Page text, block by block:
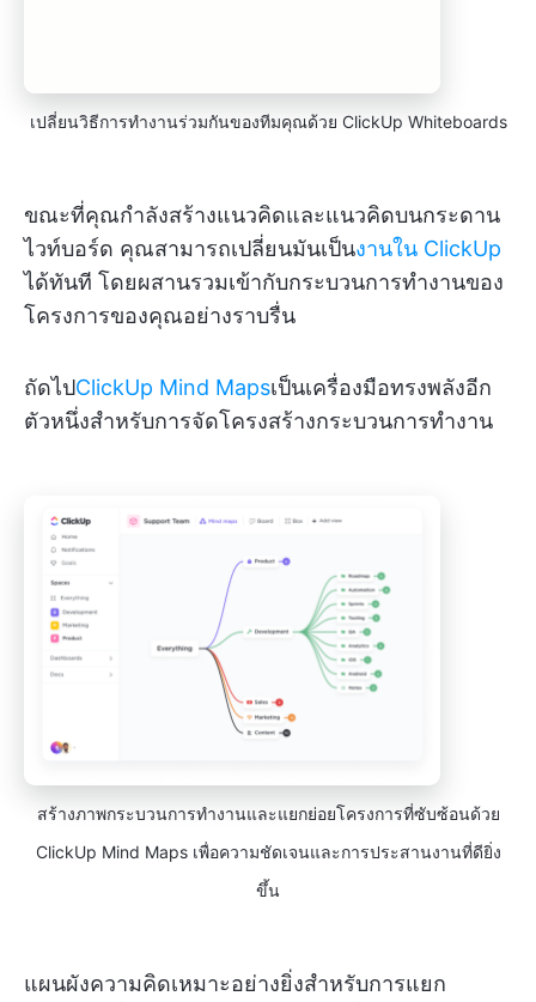
เปลี่ยนวิธีการทำงานร่วมกันของทีมคุณด้วย ClickUp Whiteboards
ขณะที่คุณกำลังสร้างแนวคิดและแนวคิดบนกระดาน
ไวท์บอร์ด คุณสามารถเปลี่ยนมันเป็นงานใน ClickUp
ได้ทันที โดยผสานรวมเข้ากับกระบวนการทำงานของ
โครงการของคุณอย่างราบรื่น
ถัดไปClickUp Mind Mapsเป็นเครื่องมือทรงพลังอีก
ตัวหนึ่งสำหรับการจัดโครงสร้างกระบวนการทำงาน
สร้างภาพกระบวนการทำงานและแยกย่อยโครงการที่ซับซ้อนด้วย
ClickUp Mind Maps เพื่อความชัดเจนและการประสานงานที่ดียิ่ง
ขึ้น
แผนผังความคิดเหมาะอย่างยิ่งสำหรับการแยก